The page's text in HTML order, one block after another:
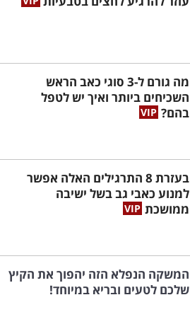
מה גורם ל-3 סוגי כאב הראש
השכיחים ביותר ואיך יש לטפל
בהם?
בעזרת 8 התרגילים האלה אפשר
למנוע כאבי גב בשל ישיבה
ממושכת
המשקה הנפלא הזה יהפוך את הקיץ
שלכם לטעים ובריא במיוחד!